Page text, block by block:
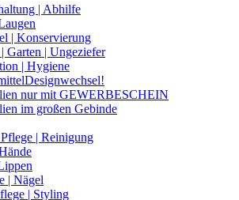
| Abhilfe
| Konservierung
Garten | Ungeziefer
| Hygiene
Designwechsel!
nur mit GEWERBESCHEIN
im großen Gebinde
| Reinigung
| Nägel
| Styling